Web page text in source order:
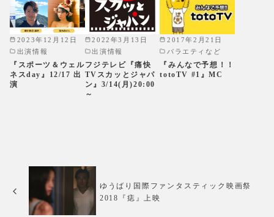
2023年12月12日
出演情報
『スポーツ＆ウェル
ネスday』12/17 出
演
2022年3月13日
出演情報
フジテレビ『痛快
TVスカッとジャパ
ン』3/14(月)20:00
～
2017年2月21日
バラエティなど
『みんなで予想！！
totoTV #1』MC
ゆうばり国際ファンタスティック映画祭
2018『痣』上映